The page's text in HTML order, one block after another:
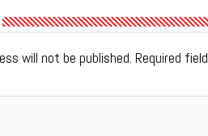
will not be published. Required